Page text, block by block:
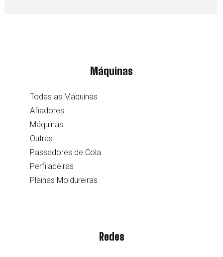
Máquinas
Todas as Máquinas
Afiadores
Máquinas
Outras
Passadores de Cola
Perfiladeiras
Plainas Moldureiras
Redes